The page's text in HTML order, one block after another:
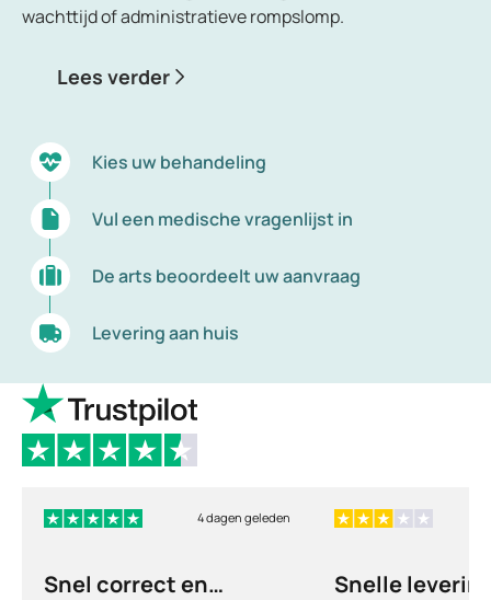
wachttijd of administratieve rompslomp.
Lees verder
Kies uw behandeling
Vul een medische vragenlijst in
De arts beoordeelt uw aanvraag
Levering aan huis
4 dagen geleden
Snel correct en
Snelle